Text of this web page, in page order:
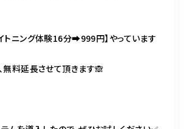
トニング体験16分➡︎999円】 やっています
料延長させて頂きます🙈